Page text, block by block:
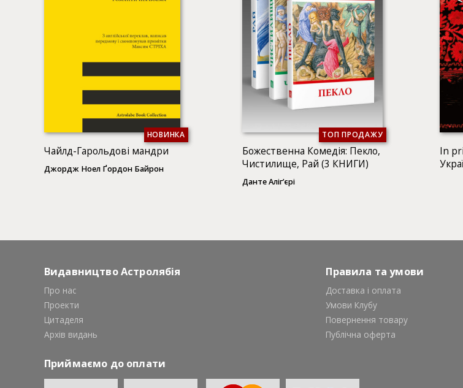
НОВИНКА
Чайлд-Гарольдові мандри
Джордж Ноел Ґордон Байрон
ТОП ПРОДАЖУ
Божественна Комедія: Пекло,
Чистилище, Рай (3 КНИГИ)
Данте Аліг’єрі
In
Видавництво Астролябія
Про нас
Проекти
Цитаделя
Архів видань
Правила та умови
Доставка і оплата
Умови Клубу
Повернення товару
Публічна оферта
Приймаємо до оплати